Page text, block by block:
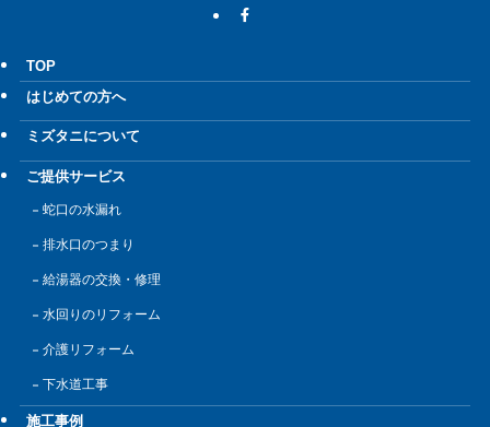
TOP
はじめての方へ
ミズタニについて
ご提供サービス
蛇口の水漏れ
排水口のつまり
給湯器の交換・修理
水回りのリフォーム
介護リフォーム
下水道工事
施工事例